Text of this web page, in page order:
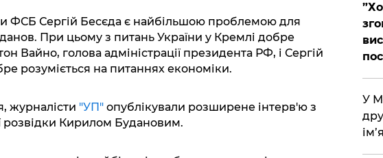
ФСБ Сергій Бесєда є найбільшою проблемою для
При цьому з питань України у Кремлі добре
Вайно, голова адміністрації президента РФ, і Сергій
розуміється на питаннях економіки.
журналісти "УП"опублікували розширене інтерв'ю з
розвідки Кирилом Будановим.
​У
ім’я